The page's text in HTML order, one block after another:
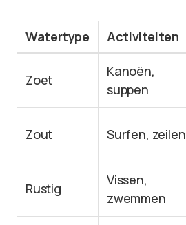
Watertype Activiteiten
Zoet
Kanoën,
suppen
Zout Surfen, zeilen
Rustig
Vissen,
zwemmen